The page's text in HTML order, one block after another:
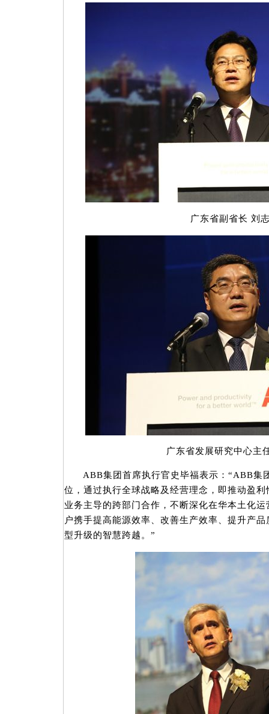
广东省副省长 刘
广东省发展研究中心主
ABB集团首席执行官史毕福表示：“ABB集
位，通过执行全球战略及经营理念，即推动盈
业务主导的跨部门合作，不断深化在华本土化
户携手提高能源效率、改善生产效率、提升产
型升级的智慧跨越。”